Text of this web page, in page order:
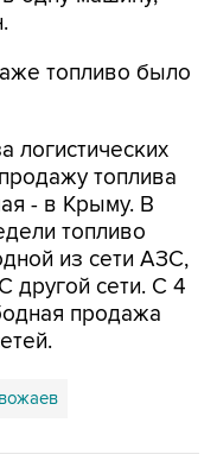
топливо было
логистических
топлива
- в Крыму. В
топливо
из сети АЗС,
другой сети. С 4
продажа